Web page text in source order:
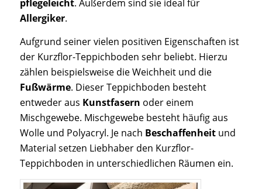
pflegeleicht. Außerdem sind sie ideal für
Allergiker.
Aufgrund seiner vielen positiven Eigenschaften ist
der Kurzflor-Teppichboden sehr beliebt. Hierzu
zählen beispielsweise die Weichheit und die
Fußwärme. Dieser Teppichboden besteht
entweder aus Kunstfasern oder einem
Mischgewebe. Mischgewebe besteht häufig aus
Wolle und Polyacryl. Je nach Beschaffenheitund
Material setzen Liebhaber den Kurzflor-
Teppichboden in unterschiedlichen Räumen ein.